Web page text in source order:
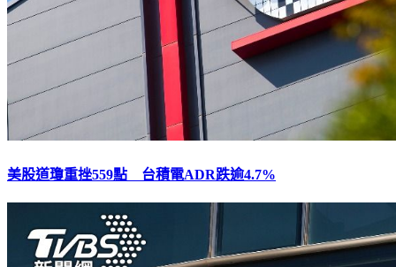
美股道瓊重挫559點 台積電ADR跌逾4.7%